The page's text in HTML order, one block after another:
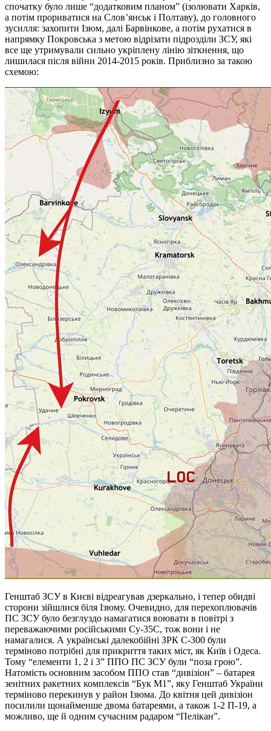
спочатку було лише “додатковим планом” (ізолювати Харків,
а потім прориватися на Слов’янськ і Полтаву), до головного
зусилля: захопити Ізюм, далі Барвінкове, а потім рухатися в
напрямку Покровська з метою відрізати підрозділи ЗСУ, які
все ще утримували сильно укріплену лінію зіткнення, що
лишилася після війни 2014-2015 років. Приблизно за такою
схемою:
Генштаб ЗСУ в Києві відреагував дзеркально, і тепер обидві
сторони зійшлися біля Ізюму. Очевидно, для перехоплювачів
ПС ЗСУ було безглуздо намагатися воювати в повітрі з
переважаючими російськими Су-35С, тож вони і не
намагалися. А українські далекобійні ЗРК С-300 були
терміново потрібні для прикриття таких міст, як Київ і Одеса.
Тому “елементи 1, 2 і 3” ППО ПС ЗСУ були “поза грою”.
Натомість основним засобом ППО став “дивізіон” – батарея
зенітних ракетних комплексів “Бук М1”, яку Генштаб України
терміново перекинув у район Ізюма. До квітня цей дивізіон
посилили щонайменше двома батареями, а також 1-2 П-19, а
можливо, ще й одним сучасним радаром “Пелікан”.